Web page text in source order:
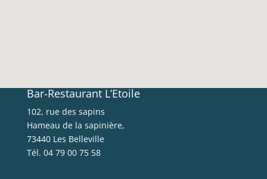
Bar-Restaurant L’Etoile
102, rue des sapins
Hameau de la sapinière,
73440 Les Belleville
Tél. 04 79 00 75 58